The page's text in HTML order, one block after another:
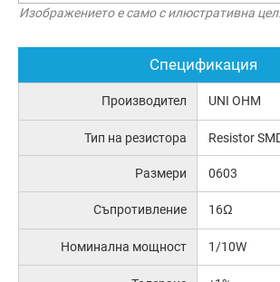
Изображението е само с илюстративна
Спецификация
Производител UNI OHM
Тип на резистора Resistor
Размери 0603
Съпротивление 16Ω
Номинална мощност 1/10W